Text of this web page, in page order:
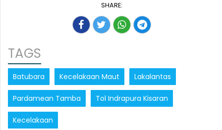
SHARE:
TAGS
Batubara Kecelakaan Maut Lakalantas
Pardamean Tamba Tol Indrapura Kisaran
Kecelakaan